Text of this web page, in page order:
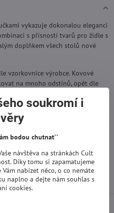
vykazuje dokonalou eleganci
s přísností tvarů pro židle s
doplňkem všech stolů nové
vzorkovnice výrobce. Kovové
na mnoho odstínů, opět dle
ZNAČKY
soukromí i
bodou chutnat''
návštěva na stránkách Cult
Díky tomu si zapamatujeme
nabízet něco, o co nemáte
naplno a dejte nám souhlas s
cookies.